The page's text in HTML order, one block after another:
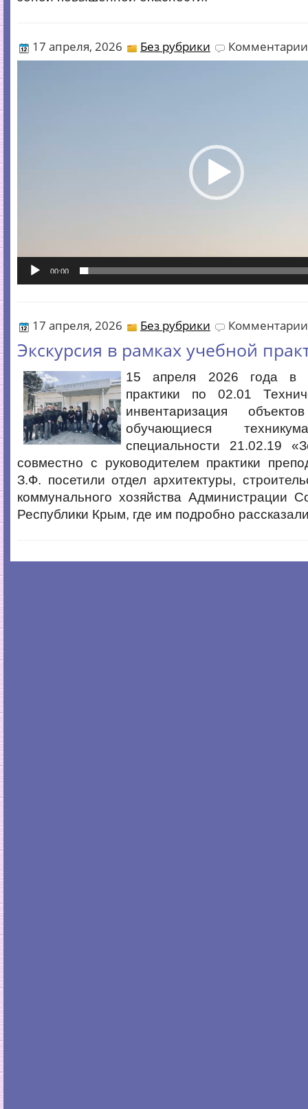
17 апреля, 2026 Без рубрики Комментарии
00:00
17 апреля, 2026 Без рубрики Комментарии
Экскурсия в рамках учебной
15 апреля 2026 года в
практики по 02.01
инвентаризация
обучающиеся
специальности 21.02.19
совместно с руководителем практики
З.Ф. посетили отдел архитектуры,
коммунального хозяйства Администрации
Республики Крым, где им подробно